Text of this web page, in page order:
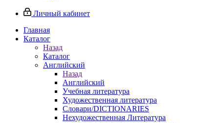
Личный кабинет
Главная
Каталог
Назад
Каталог
Английский
Назад
Английский
Учебная литература
Художественная литература
Словари/DICTIONARIES
Нехудожественная Литература